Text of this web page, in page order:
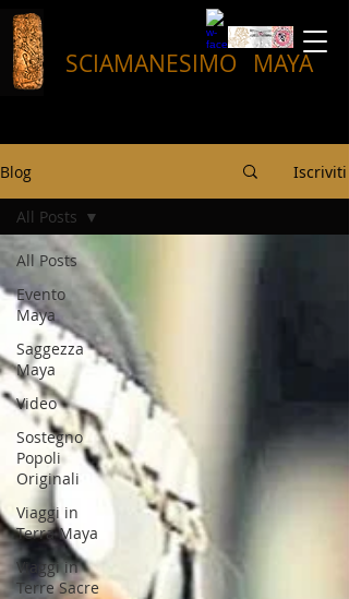
SCIAMANESIMO MAYA
Blog Iscriviti
All Posts
Evento
Maya
Saggezza
Maya
Video
Sostegno
Popoli
Originali
Viaggi in
Terra Maya
Viaggi in
Terre Sacre
All Posts